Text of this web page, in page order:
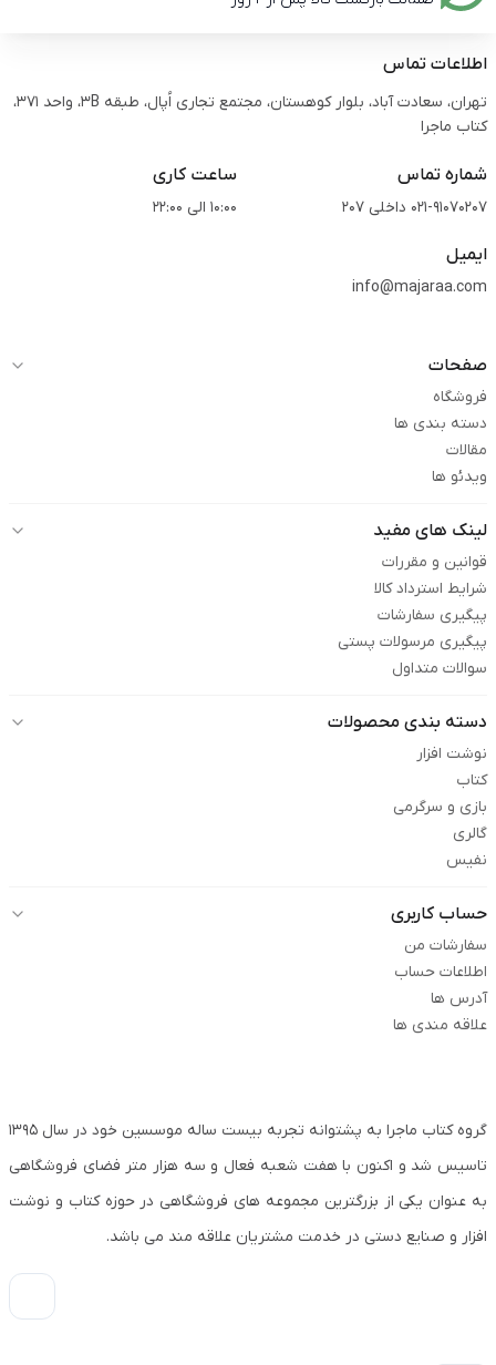
اطلاعات تماس
تهران، سعادت آباد، بلوار کوهستان، مجتمع تجاری اُپال، طبقه 3B، واحد 371،
کتاب ماجرا
شماره تماس
021-91070207 داخلی 207
ساعت کاری
10:00 الی 22:00
ایمیل
info@majaraa.com
صفحات
فروشگاه
دسته بندی ها
مقالات
ویدئو ها
لینک های مفید
قوانین و مقررات
شرایط استرداد کالا
پیگیری سفارشات
پیگیری مرسولات پستی
سوالات متداول
دسته بندی محصولات
نوشت افزار
کتاب
بازی و سرگرمی
گالری
نفیس
حساب کاربری
سفارشات من
اطلاعات حساب
آدرس ها
علاقه مندی ها
گروه کتاب ماجرا به پشتوانه تجربه بیست ساله موسسین خود در سال ۱۳۹۵
تاسیس شد و اکنون با هفت شعبه فعال و سه هزار متر فضای فروشگاهی
به عنوان یکی از بزرگترین مجموعه های فروشگاهی در حوزه کتاب و نوشت
افزار و صنایع دستی در خدمت مشتریان علاقه مند می باشد.